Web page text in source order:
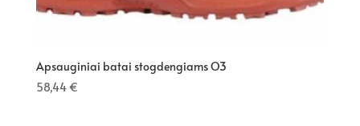
Apsauginiai batai stogdengiams O3
58,44 €